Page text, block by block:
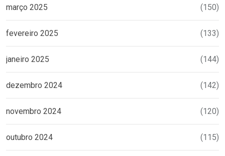
março 2025 (150)
fevereiro 2025 (133)
janeiro 2025 (144)
dezembro 2024 (142)
novembro 2024 (120)
outubro 2024 (115)